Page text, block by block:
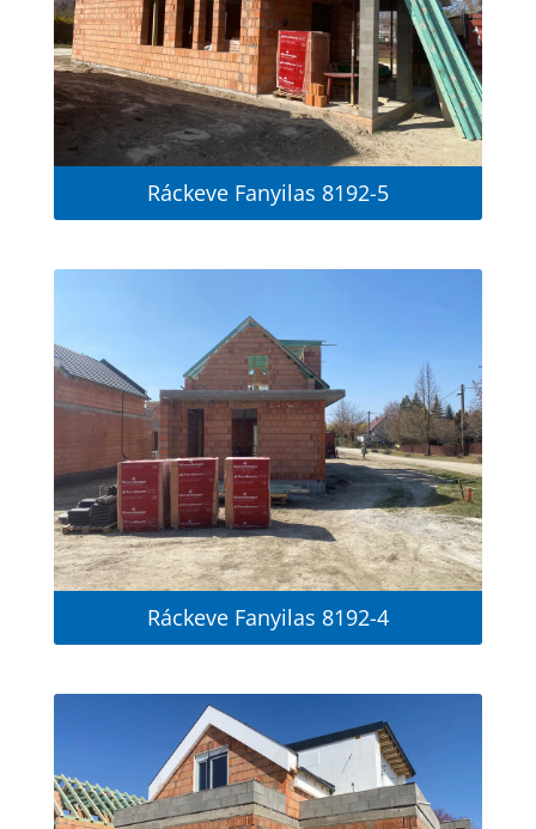
Ráckeve Fanyilas 8192-5
Ráckeve Fanyilas 8192-4